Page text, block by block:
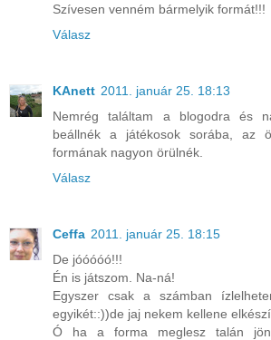
Szívesen venném bármelyik formát!!!
Válasz
KAnett 2011. január 25. 18:13
Nemrég találtam a blogodra és
beállnék a játékosok sorába, az
formának nagyon örülnék.
Válasz
Ceffa 2011. január 25. 18:15
De jóóóóó!!!
Én is játszom. Na-ná!
Egyszer csak a számban
egyikét::))de jaj nekem kellene
Ó ha a forma meglesz talán